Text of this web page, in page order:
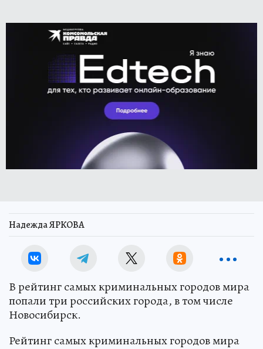
Надежда ЯРКОВА
В рейтинг самых криминальных городов мира
попали три российских города, в том числе
Новосибирск.
Рейтинг самых криминальных городов мира